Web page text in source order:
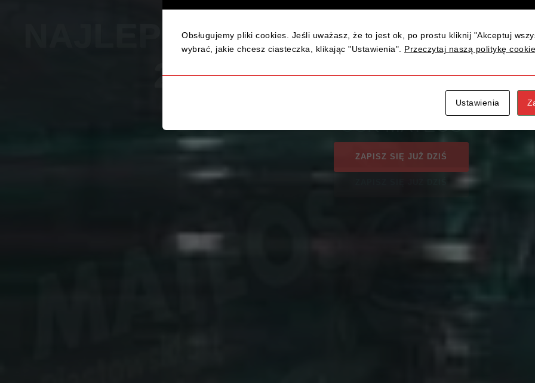
TWÓJ SUKCES TO
KURS PRAWA JAZDY KAT. B KURS PRAWA JAZDY KAT.
ZAPISZ SIĘ JUŻ DZIŚ
Obsługujemy pliki cookies. Jeśli uważasz, że to jest ok, po prostu kliknij "Akceptuj
wybrać, jakie chcesz ciasteczka, klikając "Ustawienia". Przeczytaj naszą politykę cookie
Ustawienia